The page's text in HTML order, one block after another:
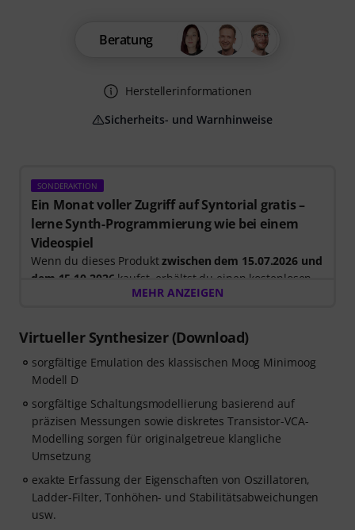
SONDERAKTION
Ein Monat voller Zugriff auf Syntorial gratis –
lerne Synth-Programmierung wie bei einem
Videospiel
Wenn du dieses Produktzwischen dem 15.07.2026 und
dem 15.10.2026 kaufst, erhältst du einen kostenlosen
30-tägigen Testzugang für die Vollversion von
Synth-Programmierung.
Anstatt nur Videos anzuschauen, baust du Leads,
Bässe, Pads und mehr selbst nach. Erhalte direktes
Feedback, während du lernst, wie Oszillatoren, Filter,
Modulation und Effekte zusammenwirken, um echte
Patches zu erstellen. Dein persönlicher Gutscheincode
wird nach deiner Bestellung automatisch per E-Mail
versendet. Keine Kreditkarte erforderlich. Der
beachte, dass die Software nur in englisch verfügbar
ist.
MEHR ANZEIGEN
Virtueller Synthesizer (Download)
sorgfältige Emulation des klassischen Moog Minimoog
Modell D
sorgfältige Schaltungsmodellierung basierend auf
präzisen Messungen sowie diskretes Transistor-VCA-
Modelling sorgen für originalgetreue klangliche
Umsetzung
exakte Erfassung der Eigenschaften von Oszillatoren,
Ladder-Filter, Tonhöhen- und Stabilitätsabweichungen
usw.
Beratung
Herstellerinformationen
Sicherheits- und Warnhinweise